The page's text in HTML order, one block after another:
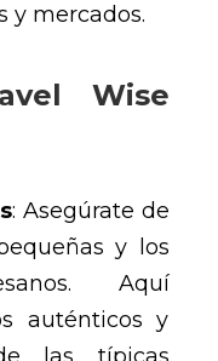
y mercados.
Wise
: Asegúrate de
y los
Aquí
auténticos y